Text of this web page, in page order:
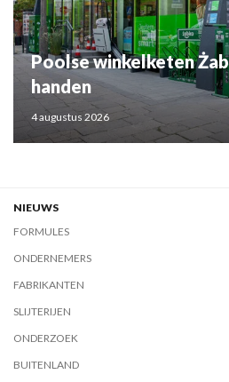
Poolse winkelketen
handen
4 augustus 2026
NIEUWS
FORMULES
ONDERNEMERS
FABRIKANTEN
SLIJTERIJEN
ONDERZOEK
BUITENLAND